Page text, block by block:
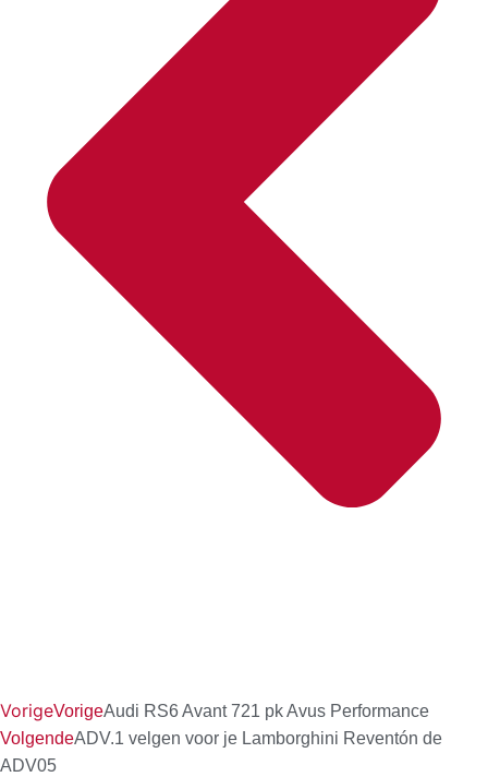
VorigeVorigeAudi RS6 Avant 721 pk Avus Performance
VolgendeADV.1 velgen voor je Lamborghini Reventón de
ADV05